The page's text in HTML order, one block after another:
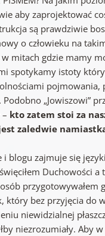
aby zaprojektować
są prawdziwie
o człowieku na
mitach gdzie mamy
spotykamy istoty
pojmowania,
Podobno „Jowiszowi”
kto zatem stoi za
zaledwie
i blogu zajmuje się
Duchowości a
przygotowywałem
który bez przyjęcia do
niewidzialnej
niezrozumiały. Aby